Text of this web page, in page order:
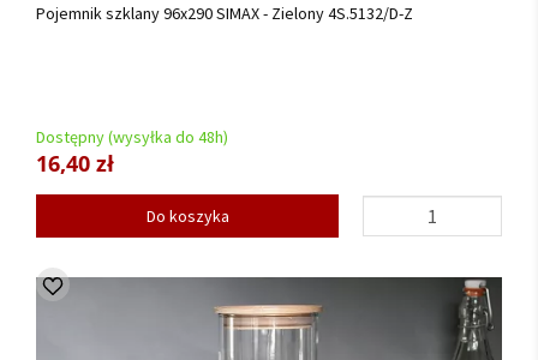
Pojemnik szklany 96x290 SIMAX - Zielony 4S.5132/D-Z
Dostępny (wysyłka do 48h)
16,40 zł
Do koszyka